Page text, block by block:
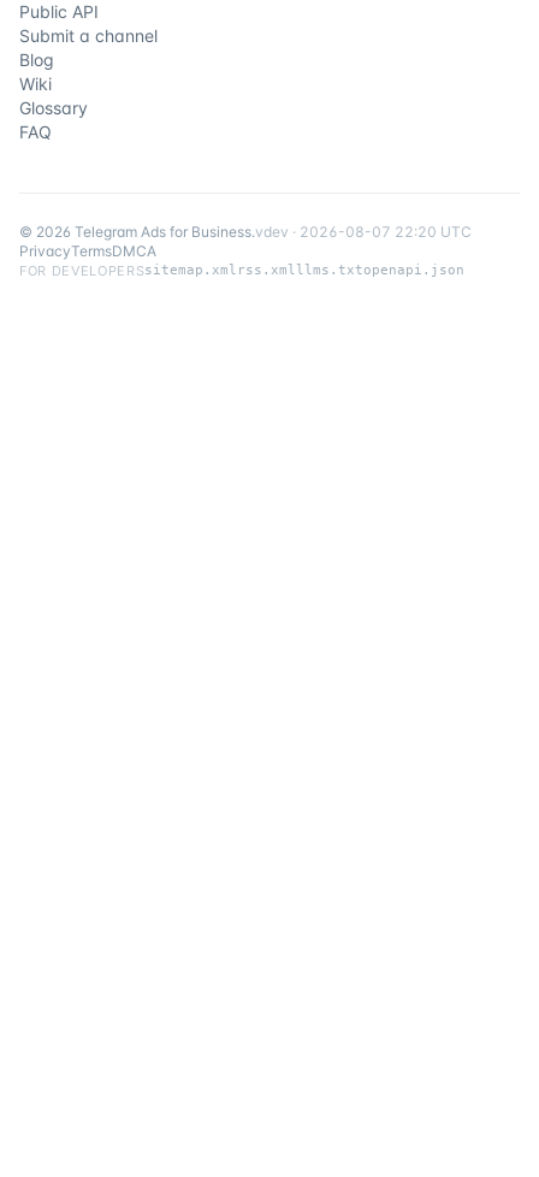
Public API
Submit a channel
Blog
Wiki
Glossary
FAQ
© 2026 Telegram Ads for Business.vdev · 2026-08-07 22:20 UTC
PrivacyTermsDMCA
FOR DEVELOPERSsitemap.xml rss.xml llms.txtopenapi.json